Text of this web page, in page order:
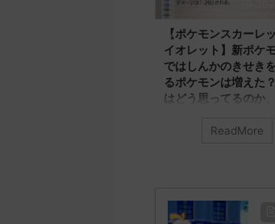
【ポケモンスカーレ
イオレット】新ポケ
ではしんかのきせき
るポケモンは増えた
はどう思ってるのか
たよ！
レ："https://
/read.cgi/poke/
ReadMore